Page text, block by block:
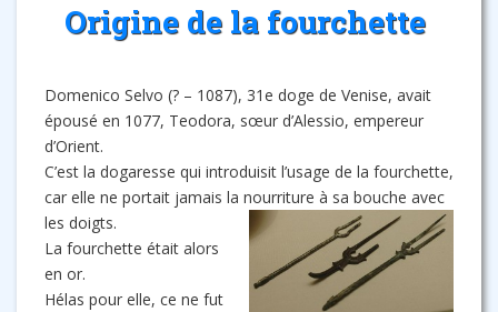
Origine de la fourchette
Domenico Selvo (? – 1087), 31e doge de Venise, avait
épousé en 1077, Teodora, sœur d’Alessio, empereur
d’Orient.
C’est la dogaresse qui introduisit l’usage de la fourchette,
car elle ne portait jamais la nourriture à sa bouche avec
les doigts.
La fourchette était alors
en or.
Hélas pour elle, ce ne fut